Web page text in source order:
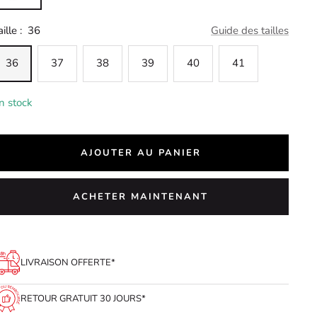
: 36 Guide des tailles
36 37 38 39 40 41
stock
AJOUTER AU PANIER
ACHETER MAINTENANT
LIVRAISON OFFERTE*
RETOUR GRATUIT 30 JOURS*